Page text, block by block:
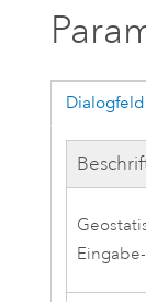
Dialogfeld